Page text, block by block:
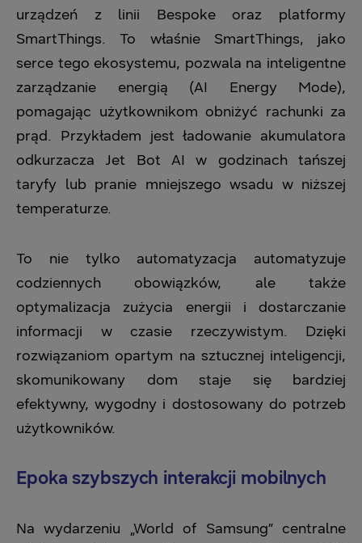
urządzeń z linii Bespoke oraz platformy
SmartThings. To właśnie SmartThings, jako
serce tego ekosystemu, pozwala na inteligentne
zarządzanie energią (AI Energy Mode),
pomagając użytkownikom obniżyć rachunki za
prąd. Przykładem jest ładowanie akumulatora
odkurzacza Jet Bot AI w godzinach tańszej
taryfy lub pranie mniejszego wsadu w niższej
temperaturze.
To nie tylko automatyzacja automatyzuje
codziennych obowiązków, ale także
optymalizacja zużycia energii i dostarczanie
informacji w czasie rzeczywistym. Dzięki
rozwiązaniom opartym na sztucznej inteligencji,
skomunikowany dom staje się bardziej
efektywny, wygodny i dostosowany do potrzeb
użytkowników.
Epoka szybszych interakcji mobilnych
Na wydarzeniu „World of Samsung” centralne